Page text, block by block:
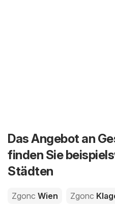
Das Angebot an
finden Sie
Städten
Zgonc Wien Zgonc